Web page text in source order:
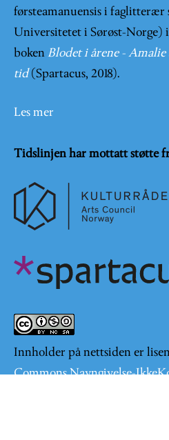
førsteamanuensis i faglitterær
Universitetet i Sørøst-Norge)
boken Blodet i årene - Amalie
tid (Spartacus, 2018).
Les mer
Tidslinjen har mottatt støtte
Innholder på nettsiden er
Commons Navngivelse-